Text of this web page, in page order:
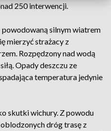
250 interwencji.
powodowaną silnym wiatrem
mierzyć strażacy z
Rozpędzony nad wodą
Opady deszczu ze
temperatura jedynie
skutki wichury. Z powodu
dróg trasę z